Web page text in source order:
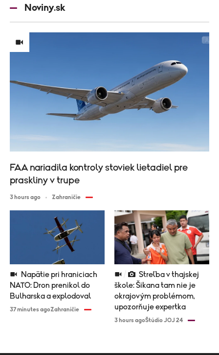
Noviny.sk
NATO: Dron prenikol do
Bulharska a explodoval
37 minutes agoZahraničie
škole: Šikana tam nie je
okrajovým problémom,
upozorňuje expertka
3 hours agoŠtúdio JOJ 24
FAA nariadila kontroly stoviek lietadiel pre
praskliny v trupe
3 hours ago Zahraničie